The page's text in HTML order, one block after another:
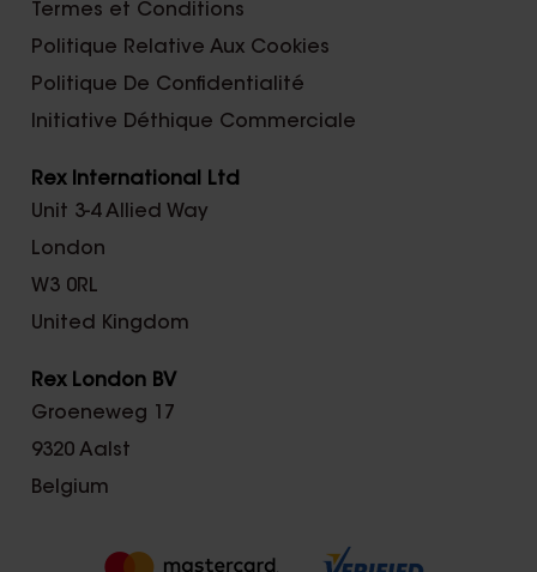
Termes et Conditions
Politique Relative Aux Cookies
Politique De Confidentialité
Initiative Déthique Commerciale
Rex International Ltd
Unit 3-4 Allied Way
London
W3 0RL
United Kingdom
Rex London BV
Groeneweg 17
9320 Aalst
Belgium